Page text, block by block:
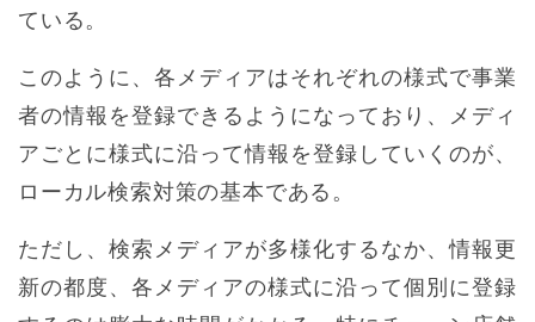
ている。
このように、各メディアはそれぞれの様式で事業
者の情報を登録できるようになっており、メディ
アごとに様式に沿って情報を登録していくのが、
ローカル検索対策の基本である。
ただし、検索メディアが多様化するなか、情報更
新の都度、各メディアの様式に沿って個別に登録